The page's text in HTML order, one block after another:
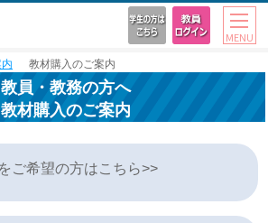
MENU
教材購入のご案内
教員・教務の方へ
教材購入のご案内
ご希望の方はこちら>>